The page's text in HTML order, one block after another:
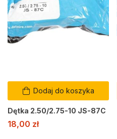
Dodaj do koszyka
Dętka 2.50/2.75-10 JS-87C
18,00 zł